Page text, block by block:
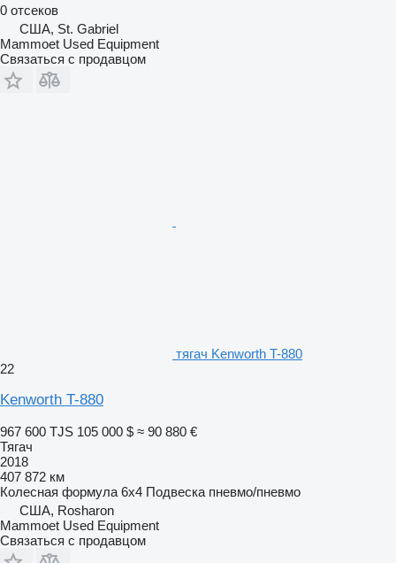
0 отсеков
США, St. Gabriel
Mammoet Used Equipment
Связаться с продавцом
тягач Kenworth T-880
22
Kenworth T-880
967 600 TJS 105 000 $ ≈ 90 880 €
Тягач
2018
407 872 км
Колесная формула 6x4 Подвеска пневмо/пневмо
США, Rosharon
Mammoet Used Equipment
Связаться с продавцом